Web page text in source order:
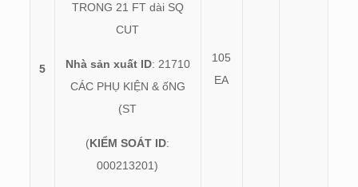
5
TRONG 21 FT dài SQ
CUT
Nhà sản xuất ID: 21710
CÁC PHỤ KIỆN & ốNG
(ST
(KIỂM SOÁT ID:
000213201)
105
EA